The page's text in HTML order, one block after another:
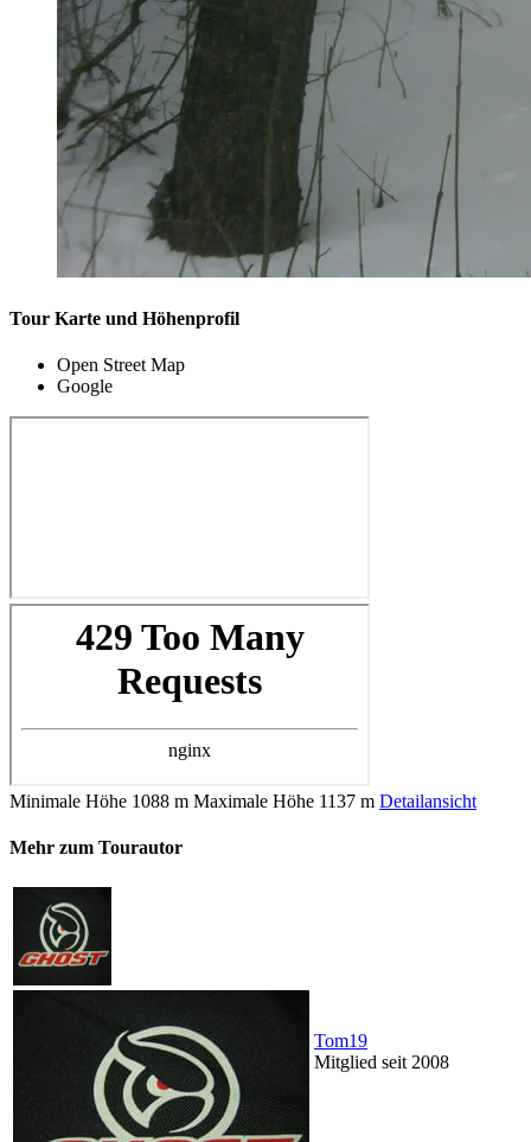
Tour Karte und Höhenprofil
Open Street Map
Google
Minimale Höhe 1088 m Maximale Höhe 1137 m Detailansicht
Mehr zum Tourautor
Tom19
Mitglied seit 2008